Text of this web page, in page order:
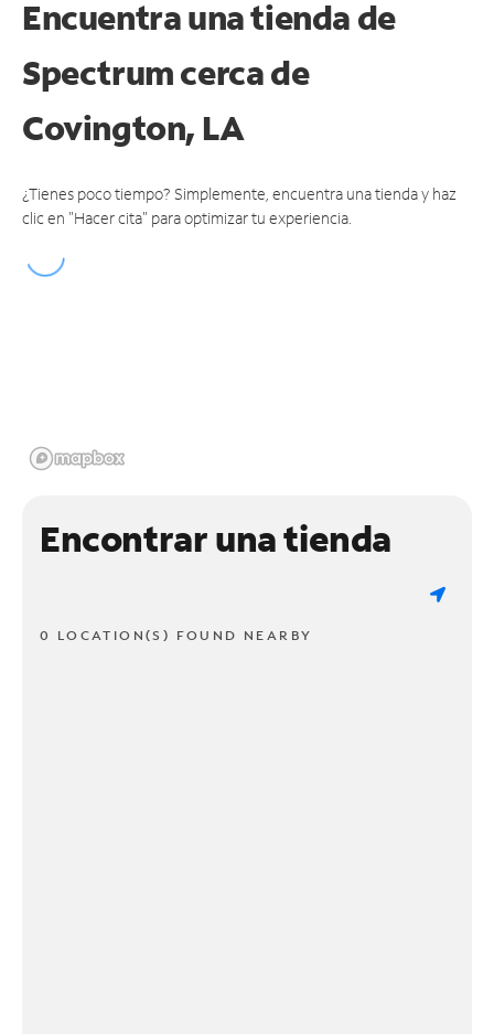
Encuentra una tienda de
Spectrumcerca de
Covington, LA
¿Tienes poco tiempo? Simplemente, encuentra una tienda y haz
clic en "Hacer cita" para optimizar tu experiencia.
Encontrar una tienda
0 LOCATION(S) FOUND NEARBY